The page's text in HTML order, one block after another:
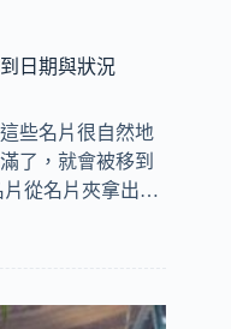
日期與狀況
些名片很自然地
了，就會被移到
片從名片夾拿出…